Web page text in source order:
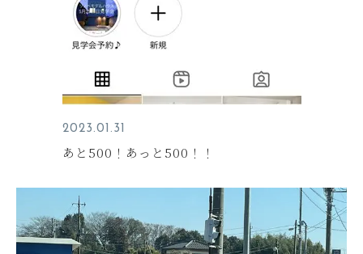
2023.01.31
あと500！あっと500！！